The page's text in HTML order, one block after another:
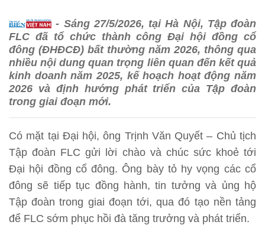
- Sáng 27/5/2026, tại Hà Nội, Tập đoàn
FLC đã tổ chức thành công Đại hội đồng cổ
đông (ĐHĐCĐ) bất thường năm 2026, thông qua
nhiều nội dung quan trọng liên quan đến kết quả
kinh doanh năm 2025, kế hoạch hoạt động năm
2026 và định hướng phát triển của Tập đoàn
trong giai đoạn mới.
Có mặt tại Đại hội, ông Trịnh Văn Quyết – Chủ tịch
Tập đoàn FLC gửi lời chào và chúc sức khoẻ tới
Đại hội đồng cổ đông. Ông bày tỏ hy vọng các cổ
đông sẽ tiếp tục đồng hành, tin tưởng và ủng hộ
Tập đoàn trong giai đoạn tới, qua đó tạo nền tảng
để FLC sớm phục hồi đà tăng trưởng và phát triển.